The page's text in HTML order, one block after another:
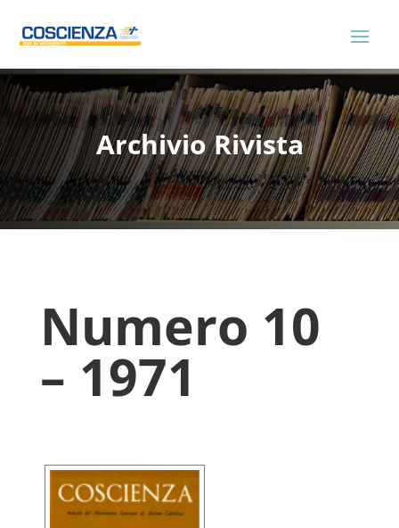
Archivio Rivista
Numero 10
– 1971